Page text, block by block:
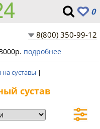
0
8(800) 350-99-12
подробнее
суставы |
сустав